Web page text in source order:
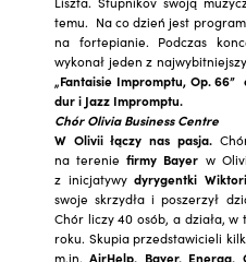
temu. Na co dzień jest
na fortepianie. Podczas
wykonał jeden z
„Fantaisie Impromptu, Op.
dur i Jazz Impromptu.
Chór Olivia Business Centre
W Olivii łączy nas pasja.
na tereniefirmy Bayer w
z inicjatywydyrygentki
swoje skrzydła i poszerzył
Chór liczy 40 osób, a działa, w
roku. Skupia przedstawicieli
m.in.AirHelp, Bayer, Energa,